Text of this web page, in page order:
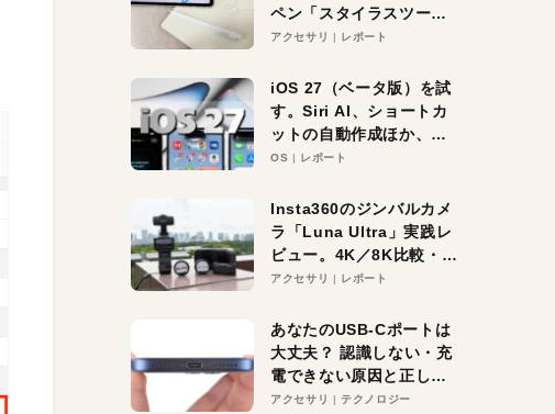
ペン「スタイラスツーウ
ェイ」レビュー。持ち替
アクセサリ レポート
iOS 27（ベータ版）を試
す。Siri AI、ショートカ
ットの自動作成ほか、期
待大の便利機能5選。
る未来はすぐそこ！
OS レポート
Insta360のジンバルカメ
ラ「Luna Ultra」実践レ
ビュー。4K／8K比較・ズ
ーム・夜間撮影をチェッ
アクセサリ レポート
あなたのUSB-Cポートは
大丈夫？ 認識しない・充
電できない原因と正しい
対策
アクセサリ テクノロジー